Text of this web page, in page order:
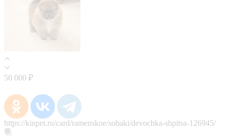
50 000 ₽
https://kinpet.ru/card/ramenskoe/sobaki/devochka-shpitsa-126945/